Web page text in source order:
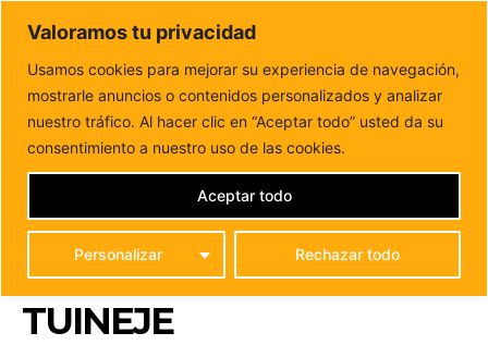
Valoramos tu privacidad
Usamos cookies para mejorar su experiencia de navegación,
mostrarle anuncios o contenidos personalizados y analizar
nuestro tráfico. Al hacer clic en “Aceptar todo” usted da su
consentimiento a nuestro uso de las cookies.
Personalizar Rechazar todo
Aceptar todo
DUNAS FM
Tu informacion de forma cercana
Inicio FUERTEVENTURA
Gestur Canarias S.A. comienza a
operar como medio propio del Ayuntamiento de...
GESTUR CANARIAS S.A.
COMIENZA A OPERAR
COMO MEDIO PROPIO
DEL AYUNTAMIENTO DE
TUINEJE